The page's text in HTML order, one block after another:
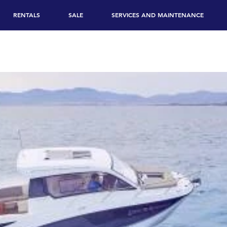
RENTALS SALE SERVICES AND MAINTENANCE